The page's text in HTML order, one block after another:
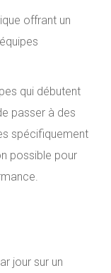
offrant un
qui débutent
passer à des
spécifiquement
possible pour
jour sur un